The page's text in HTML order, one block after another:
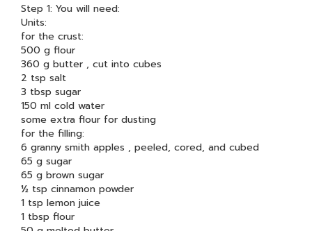
Step 1: You will need:
Units:
for the crust:
500 g flour
360 g butter , cut into cubes
2 tsp salt
3 tbsp sugar
150 ml cold water
some extra flour for dusting
for the filling:
6 granny smith apples , peeled, cored, and cubed
65 g sugar
65 g brown sugar
½ tsp cinnamon powder
1 tsp lemon juice
1 tbsp flour